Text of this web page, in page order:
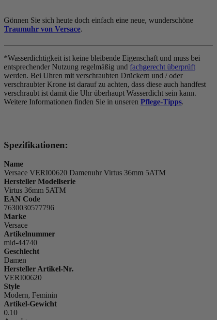
Gönnen Sie sich heute doch einfach eine neue, wunderschöne
Traumuhr von Versace.
*Wasserdichtigkeit ist keine bleibende Eigenschaft und muss bei
entsprechender Nutzung regelmäßig und fachgerecht überprüft
werden. Bei Uhren mit verschraubten Drückern und / oder
verschraubter Krone ist darauf zu achten, dass diese auch handfest
verschraubt ist damit die Uhr überhaupt Wasserdicht sein kann.
Weitere Informationen finden Sie in unseren Pflege-Tipps.
Spezifikationen:
Name
Versace VERI00620 Damenuhr Virtus 36mm 5ATM
Hersteller Modellserie
Virtus 36mm 5ATM
EAN Code
7630030577796
Marke
Versace
Artikelnummer
mid-44740
Geschlecht
Damen
Hersteller Artikel-Nr.
VERI00620
Style
Modern, Feminin
Artikel-Gewicht
0.10